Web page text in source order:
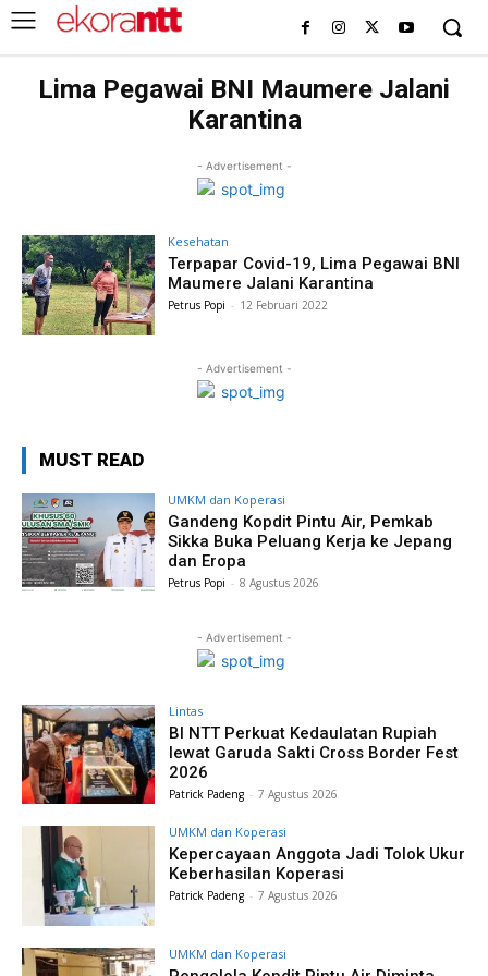
Lima Pegawai BNI Maumere Jalani
Karantina
- Advertisement -
Kesehatan
Terpapar Covid-19, Lima Pegawai BNI
Maumere Jalani Karantina
Petrus Popi - 12 Februari 2022
- Advertisement -
MUST READ
UMKM dan Koperasi
Gandeng Kopdit Pintu Air, Pemkab
Sikka Buka Peluang Kerja ke Jepang
dan Eropa
Petrus Popi - 8 Agustus 2026
- Advertisement -
Lintas
BI NTT Perkuat Kedaulatan Rupiah
lewat Garuda Sakti Cross Border Fest
2026
Patrick Padeng - 7 Agustus 2026
UMKM dan Koperasi
Kepercayaan Anggota Jadi Tolok Ukur
Keberhasilan Koperasi
Patrick Padeng - 7 Agustus 2026
UMKM dan Koperasi